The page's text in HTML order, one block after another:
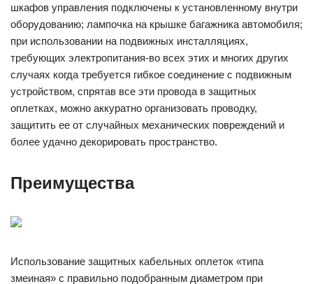
шкафов управления подключены к установленному внутри
оборудованию; лампочка на крышке багажника автомобиля;
при использовании на подвижных инсталляциях,
требующих электропитания-во всех этих и многих других
случаях когда требуется гибкое соединение с подвижным
устройством, спрятав все эти провода в защитных
оплетках, можно аккуратно организовать проводку,
защитить ее от случайных механических повреждений и
более удачно декорировать пространство.
Преимущества
Использование защитных кабельных оплеток «типа
змеиная» с правильно подобранным диаметром при